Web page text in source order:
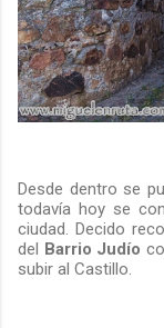
Desde dentro se
todavía hoy se
ciudad. Decido
del Barrio Judío
subir al Castillo.